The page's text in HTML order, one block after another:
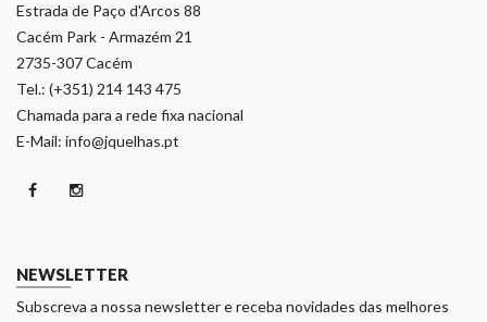
Estrada de Paço d'Arcos 88
Cacém Park - Armazém 21
2735-307 Cacém
Tel.: (+351) 214 143 475
Chamada para a rede fixa nacional
E-Mail: info@jquelhas.pt
NEWSLETTER
Subscreva a nossa newsletter e receba novidades das melhores